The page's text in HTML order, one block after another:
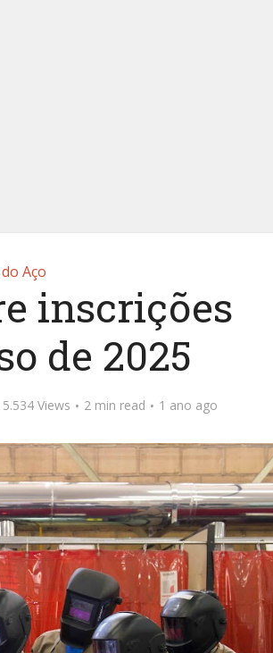
Aço
inscrições
de 2025
5.534 Views 2 min read 1 ano ago